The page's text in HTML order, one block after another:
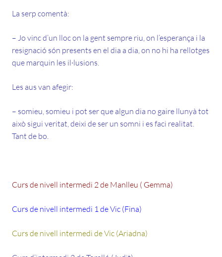
La serp comentà:
– Jo vinc d’un lloc on la gent sempre riu, on l’esperança i la
resignació són presents en el dia a dia, on no hi ha rellotges
que marquin les il·lusions.
Les aus van afegir:
– somieu, somieu i pot ser que algun dia no gaire llunyà tot
això sigui veritat, deixi de ser un somni i es faci realitat.
Tant de bo.
Curs de nivell intermedi 2 de Manlleu ( Gemma)
Curs de nivell intermedi 1 de Vic (Fina)
Curs de nivell intermedi de Vic (Ariadna)